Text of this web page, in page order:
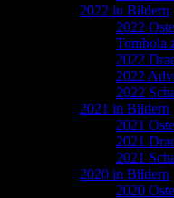
2022 in Bildern
2022
Tombola
2022
2022
2022
2021 in Bildern
2021
2021
2021
2020 in Bildern
2020